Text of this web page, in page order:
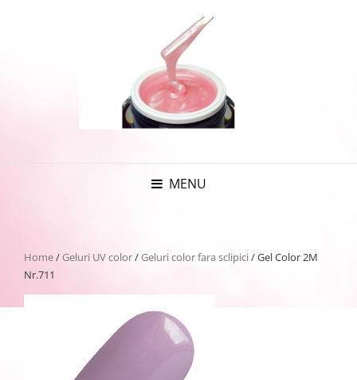
MENU
Home/Geluri UV color/Geluri color fara sclipici/ Gel Color 2M
Nr.711